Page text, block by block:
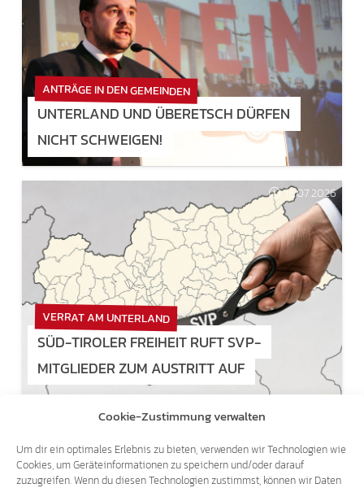
Cookie-Zustimmung verwalten
Um dir ein optimales Erlebnis zu bieten, verwenden wir Technologien wie
Cookies, um Geräteinformationen zu speichern und/oder darauf
zuzugreifen. Wenn du diesen Technologien zustimmst, können wir Daten
ANTRÄGE IN DEN GEMEINDEN
UNTERLAND UND ÜBERETSCH DÜRFEN
NICHT SCHWEIGEN!
16.07.2026
VERRAT AM UNTERLAND
SÜD-TIROLER FREIHEIT RUFT SVP-
MITGLIEDER ZUM AUSTRITT AUF